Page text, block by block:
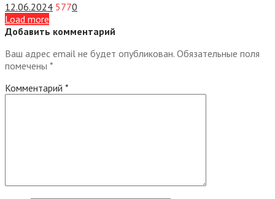
12.06.2024 5770
Load more
Добавить комментарий
Ваш адрес email не будет опубликован. Обязательные поля
помечены *
Комментарий *